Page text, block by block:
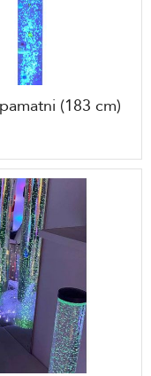
(183 cm)